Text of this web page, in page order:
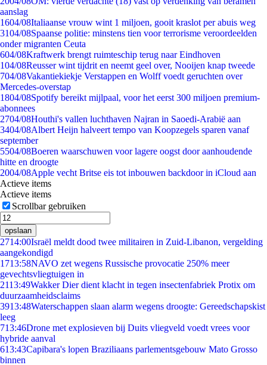
aanslag
1604/08Italiaanse vrouw wint 1 miljoen, gooit kraslot per abuis weg
3104/08Spaanse politie: minstens tien voor terrorisme veroordeelden
onder migranten Ceuta
604/08Kraftwerk brengt ruimteschip terug naar Eindhoven
104/08Reusser wint tijdrit en neemt geel over, Nooijen knap tweede
704/08Vakantiekiekje Verstappen en Wolff voedt geruchten over
Mercedes-overstap
1804/08Spotify bereikt mijlpaal, voor het eerst 300 miljoen premium-
abonnees
2704/08Houthi's vallen luchthaven Najran in Saoedi-Arabië aan
3404/08Albert Heijn halveert tempo van Koopzegels sparen vanaf
september
5504/08Boeren waarschuwen voor lagere oogst door aanhoudende
hitte en droogte
2004/08Apple vecht Britse eis tot inbouwen backdoor in iCloud aan
Actieve items
Actieve items
Scrollbar gebruiken
opslaan
2714:00Israël meldt dood twee militairen in Zuid-Libanon, vergelding
aangekondigd
1713:58NAVO zet wegens Russische provocatie 250% meer
gevechtsvliegtuigen in
2113:49Wakker Dier dient klacht in tegen insectenfabriek Protix om
duurzaamheidsclaims
3913:48Waterschappen slaan alarm wegens droogte: Gereedschapskist
leeg
713:46Drone met explosieven bij Duits vliegveld voedt vrees voor
hybride aanval
613:43Capibara's lopen Braziliaans parlementsgebouw Mato Grosso
binnen